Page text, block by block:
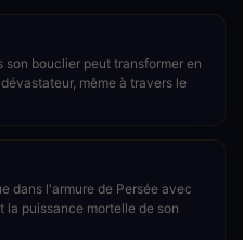
bouclier peut transformer en
même à travers le
dans l'armure de Persée avec
la puissance mortelle de son